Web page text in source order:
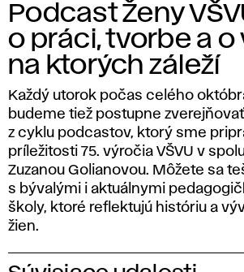
Podcast Ženy
o práci, tvorbe a o
na ktorých záleží
Každý utorok počas celého
budeme tiež postupne
z cyklu podcastov, ktorý sme
príležitosti 75. výročia VŠVU v
Zuzanou Golianovou. Môžete sa
s bývalými i aktuálnymi
školy, ktoré reflektujú históriu a
žien.